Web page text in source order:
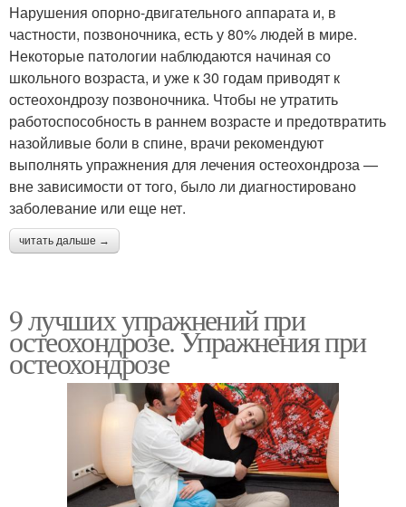
Нарушения опорно-двигательного аппарата и, в
частности, позвоночника, есть у 80% людей в мире.
Некоторые патологии наблюдаются начиная со
школьного возраста, и уже к 30 годам приводят к
остеохондрозу позвоночника. Чтобы не утратить
работоспособность в раннем возрасте и предотвратить
назойливые боли в спине, врачи рекомендуют
выполнять упражнения для лечения остеохондроза —
вне зависимости от того, было ли диагностировано
заболевание или еще нет.
читать дальше →
9 лучших упражнений при
остеохондрозе. Упражнения при
остеохондрозе